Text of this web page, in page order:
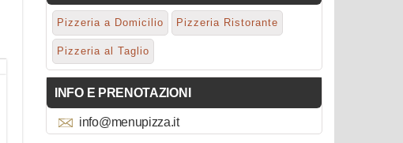
Pizzeria a Domicilio Pizzeria Ristorante
Pizzeria al Taglio
INFO E PRENOTAZIONI
info@menupizza.it